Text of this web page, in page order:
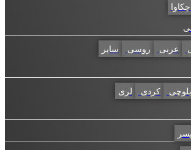
عربی روسی سایر
بلوچی کردی لری
پسر